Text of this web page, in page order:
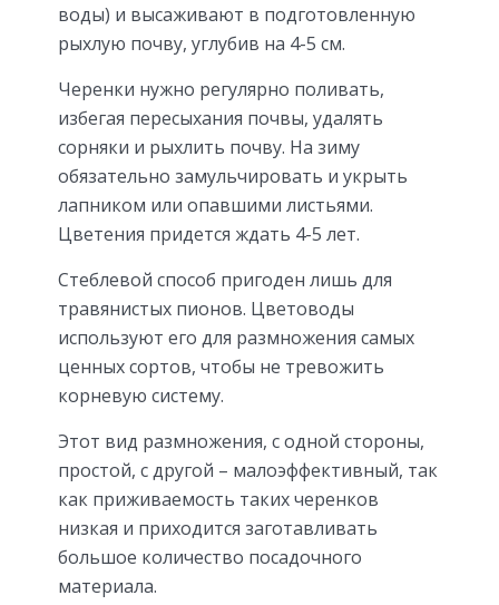
воды) и высаживают в подготовленную
рыхлую почву, углубив на 4-5 см.
Черенки нужно регулярно поливать,
избегая пересыхания почвы, удалять
сорняки и рыхлить почву. На зиму
обязательно замульчировать и укрыть
лапником или опавшими листьями.
Цветения придется ждать 4-5 лет.
Стеблевой способ пригоден лишь для
травянистых пионов. Цветоводы
используют его для размножения самых
ценных сортов, чтобы не тревожить
корневую систему.
Этот вид размножения, с одной стороны,
простой, с другой – малоэффективный, так
как приживаемость таких черенков
низкая и приходится заготавливать
большое количество посадочного
материала.